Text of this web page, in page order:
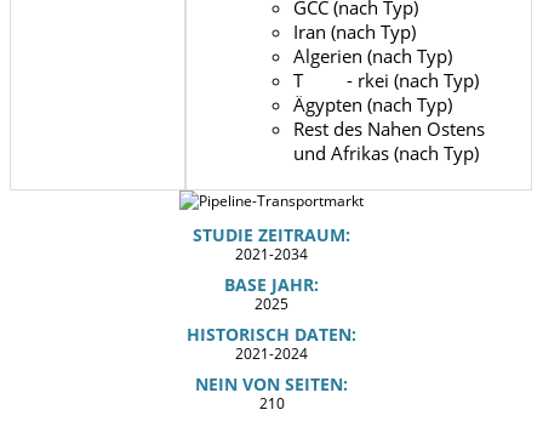
GCC (nach Typ)
Iran (nach Typ)
Algerien (nach Typ)
T - rkei (nach Typ)
Ägypten (nach Typ)
Rest des Nahen Ostens
und Afrikas (nach Typ)
STUDIE ZEITRAUM:
2021-2034
BASE JAHR:
2025
HISTORISCH DATEN:
2021-2024
NEIN VON SEITEN:
210